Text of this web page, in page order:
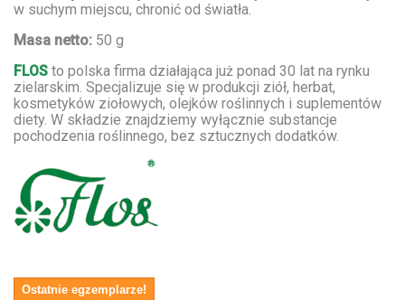
w suchym miejscu, chronić od światła.
Masa netto: 50 g
FLOS to polska firma działająca już ponad 30 lat na rynku
zielarskim. Specjalizuje się w produkcji ziół, herbat,
kosmetyków ziołowych, olejków roślinnych i suplementów
diety. W składzie znajdziemy wyłącznie substancje
pochodzenia roślinnego, bez sztucznych dodatków.
Ostatnie egzemplarze!